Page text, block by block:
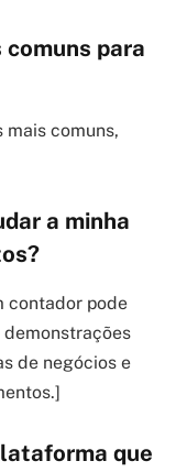
comuns para
comuns,
a minha
contador pode
de negócios e
que